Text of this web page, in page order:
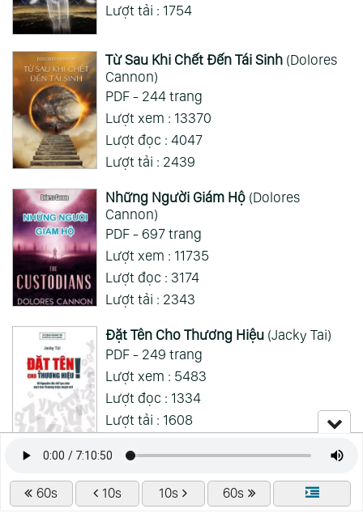
60s 10s 10s 60s
Lượt tải : 1754
Từ Sau Khi Chết Đến Tái Sinh(Dolores
Cannon)
PDF - 244 trang
Lượt xem : 13370
Lượt đọc : 4047
Lượt tải : 2439
Những Người Giám Hộ(Dolores
Cannon)
PDF - 697 trang
Lượt xem : 11735
Lượt đọc : 3174
Lượt tải : 2343
Đặt Tên Cho Thương Hiệu(Jacky Tai)
PDF - 249 trang
Lượt xem : 5483
Lượt đọc : 1334
Lượt tải : 1608